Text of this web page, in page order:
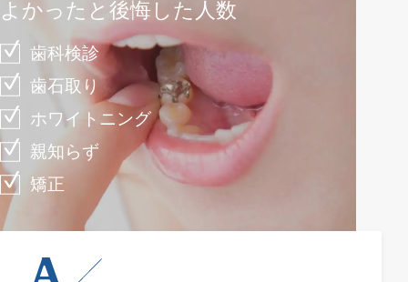
よかったと後悔した人数
歯科検診
歯石取り
ホワイトニング
親知らず
矯正